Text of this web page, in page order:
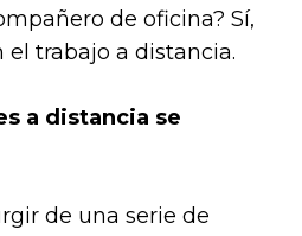
de oficina? Sí,
el trabajo a distancia.
a distancia se
de una serie de